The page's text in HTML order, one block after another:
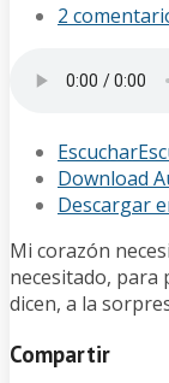
2
Escuchar
Download
Descargar
Mi corazón
necesitado, para
dicen, a la
Compartir